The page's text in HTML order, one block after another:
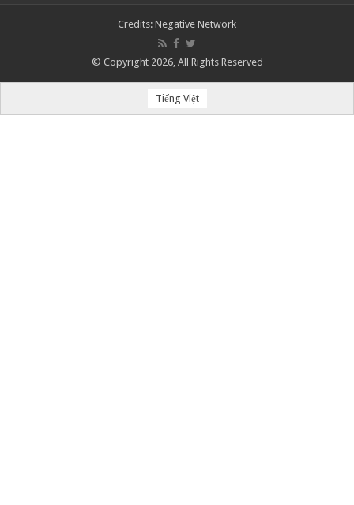
Credits: Negative Network
© Copyright 2026, All Rights Reserved
Tiếng Việt